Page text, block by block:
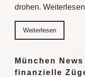
drohen. Weiterlesen
Weiterlesen
München
finanzielle